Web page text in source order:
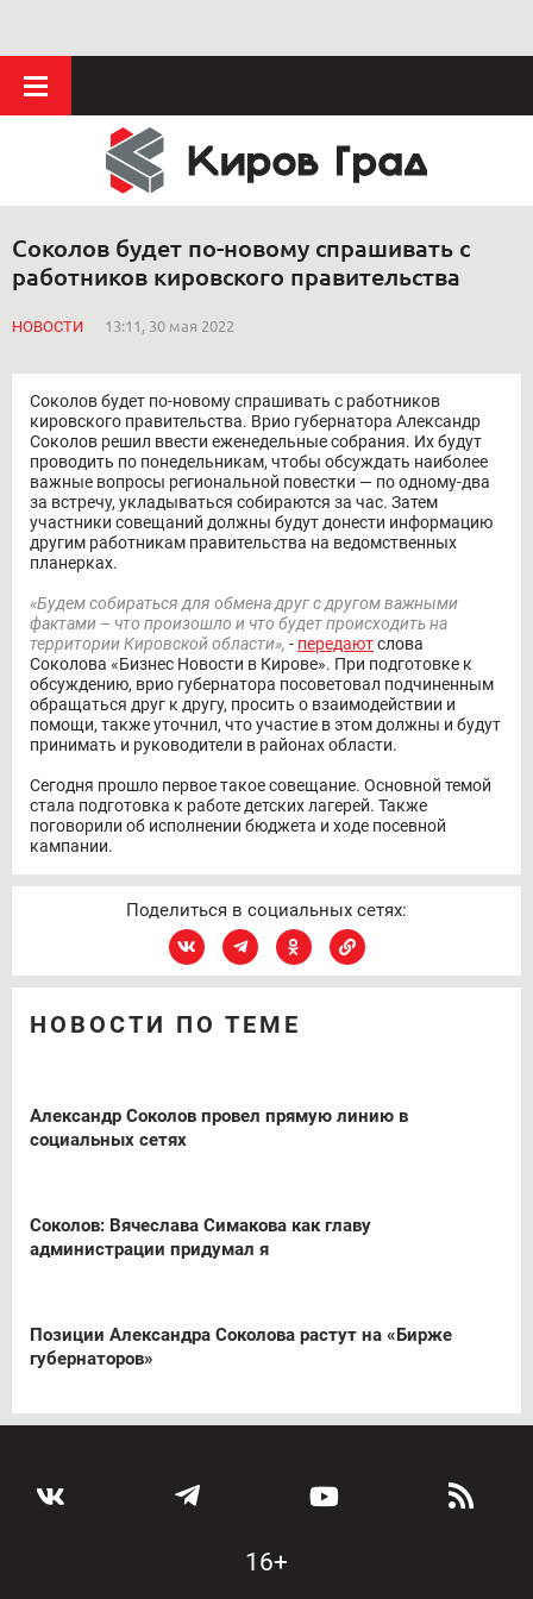
Соколов будет по-новому спрашивать с
работников кировского правительства
НОВОСТИ 13:11, 30 мая 2022
Соколов будет по-новому спрашивать с работников
кировского правительства. Врио губернатора Александр
Соколов решил ввести еженедельные собрания. Их будут
проводить по понедельникам, чтобы обсуждать наиболее
важные вопросы региональной повестки — по одному-два
за встречу, укладываться собираются за час. Затем
участники совещаний должны будут донести информацию
другим работникам правительства на ведомственных
планерках.
«Будем собираться для обмена друг с другом важными
фактами – что произошло и что будет происходить на
территории Кировской области», - передаютслова
Соколова «Бизнес Новости в Кирове». При подготовке к
обсуждению, врио губернатора посоветовал подчиненным
обращаться друг к другу, просить о взаимодействии и
помощи, также уточнил, что участие в этом должны и будут
принимать и руководители в районах области.
Сегодня прошло первое такое совещание. Основной темой
стала подготовка к работе детских лагерей. Также
поговорили об исполнении бюджета и ходе посевной
кампании.
Поделиться в социальных сетях:
НОВОСТИ ПО ТЕМЕ
Александр Соколов провел прямую линию в
социальных сетях
Соколов: Вячеслава Симакова как главу
администрации придумал я
Позиции Александра Соколова растут на «Бирже
губернаторов»
16+